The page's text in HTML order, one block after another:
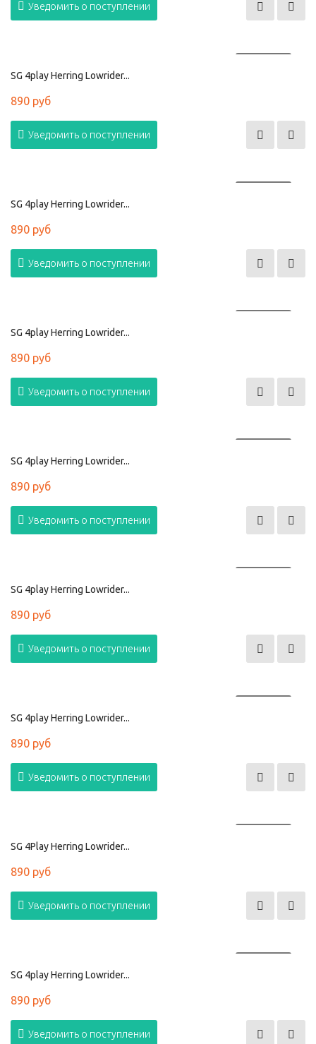
Уведомить о поступлении
SG 4play Herring Lowrider...
890 руб
Уведомить о поступлении
SG 4play Herring Lowrider...
890 руб
Уведомить о поступлении
SG 4play Herring Lowrider...
890 руб
Уведомить о поступлении
SG 4play Herring Lowrider...
890 руб
Уведомить о поступлении
SG 4play Herring Lowrider...
890 руб
Уведомить о поступлении
SG 4play Herring Lowrider...
890 руб
Уведомить о поступлении
SG 4Play Herring Lowrider...
890 руб
Уведомить о поступлении
SG 4play Herring Lowrider...
890 руб
Уведомить о поступлении